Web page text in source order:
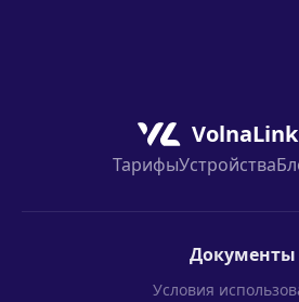
ТарифыУстройства
Документы
Условия